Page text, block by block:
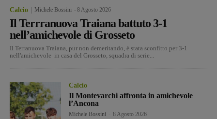
Calcio Michele Bossini 8 Agosto 2026
Il Terrranuova Traiana battuto 3-1
nell’amichevole di Grosseto
Il Terranuova Traiana, pur non demeritando, è stata sconfitto per 3-1
nell'amichevole in casa del Grosseto, squadra di serie...
Calcio
Il Montevarchi affronta in amichevole
l’Ancona
Michele Bossini 8 Agosto 2026